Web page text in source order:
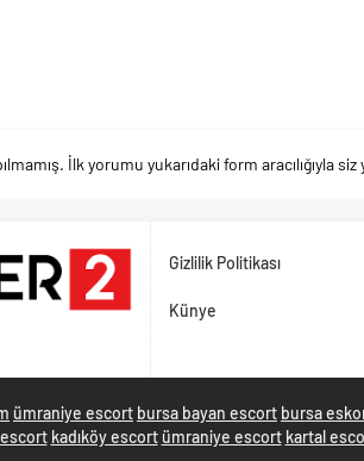
İlk yorumu yukarıdaki form aracılığıyla
Gizlilik Politikası
Künye
ümraniye escort bursa bayan escort bursa
escort kadıköy escort ümraniye escort kartal